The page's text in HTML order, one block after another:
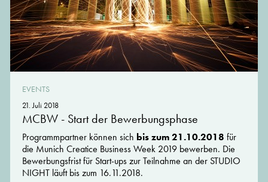
EVENTS
21. Juli 2018
MCBW - Start der Bewerbungsphase
Programmpartner können sich bis zum 21.10.2018 für
die Munich Creatice Business Week 2019 bewerben. Die
Bewerbungsfrist für Start-ups zur Teilnahme an der STUDIO
NIGHT läuft bis zum 16.11.2018.